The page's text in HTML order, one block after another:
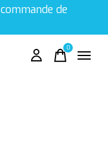
de
0items